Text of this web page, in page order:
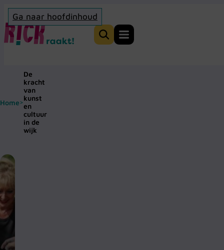
Ga naar hoofdinhoud
Home
Zoeken
Home>
De
kracht
van
kunst
en
cultuur
in de
wijk